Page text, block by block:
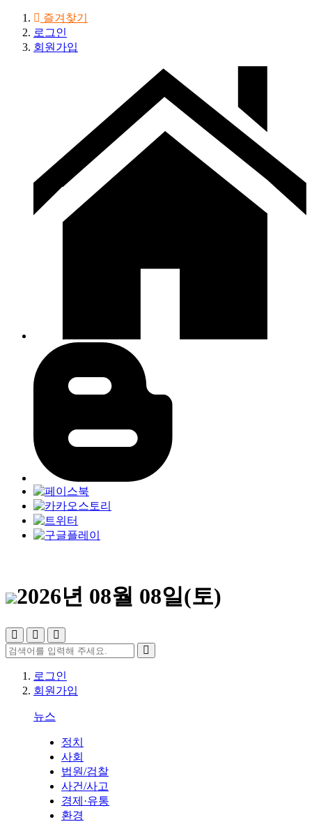
즐겨찾기
로그인
회원가입
2026년 08월 08일(토)
로그인
회원가입
뉴스
정치
사회
법원/검찰
사건/사고
경제·유통
환경